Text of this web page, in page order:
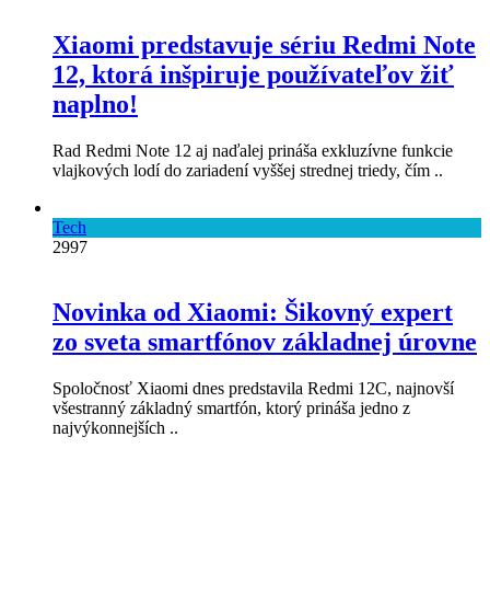
Xiaomi predstavuje sériu Redmi Note
12, ktorá inšpiruje používateľov žiť
naplno!
Rad Redmi Note 12 aj naďalej prináša exkluzívne funkcie
vlajkových lodí do zariadení vyššej strednej triedy, čím ..
Tech
2997
Novinka od Xiaomi: Šikovný expert
zo sveta smartfónov základnej úrovne
Spoločnosť Xiaomi dnes predstavila Redmi 12C, najnovší
všestranný základný smartfón, ktorý prináša jedno z
najvýkonnejších ..